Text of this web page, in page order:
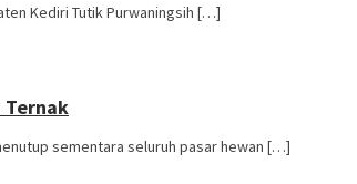
Kediri Tutik Purwaningsih […]
Ternak
sementara seluruh pasar hewan […]